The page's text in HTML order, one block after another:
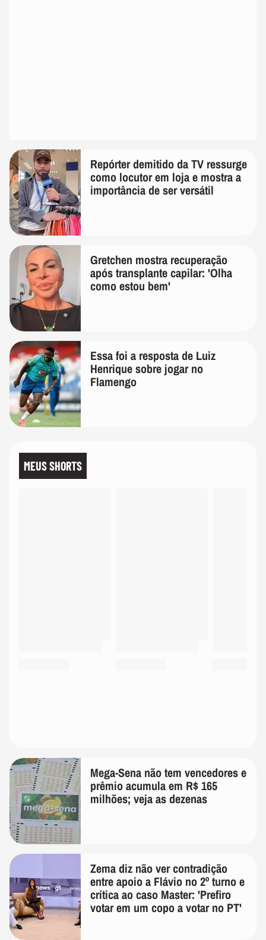
Repórter demitido da TV ressurge
como locutor em loja e mostra a
importância de ser versátil
Gretchen mostra recuperação
após transplante capilar: 'Olha
como estou bem'
Essa foi a resposta de Luiz
Henrique sobre jogar no
Flamengo
MEUS SHORTS
Mega-Sena não tem vencedores e
prêmio acumula em R$ 165
milhões; veja as dezenas
Zema diz não ver contradição
entre apoio a Flávio no 2º turno e
crítica ao caso Master: 'Prefiro
votar em um copo a votar no PT'